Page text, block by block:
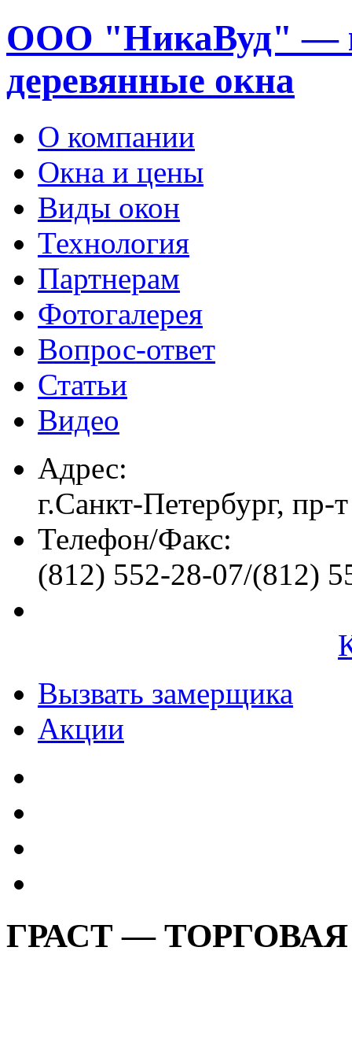
ООО "НикаВуд" —
деревянные окна
О компании
Окна и цены
Виды окон
Технология
Партнерам
Фотогалерея
Вопрос-ответ
Статьи
Видео
Адрес:
г.Санкт-Петербург, пр-
Телефон/Факс:
(812) 552-28-07/(812)
Вызвать замерщика
Акции
ГРАСТ —